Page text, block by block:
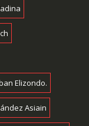
Elizondo.
Asiain